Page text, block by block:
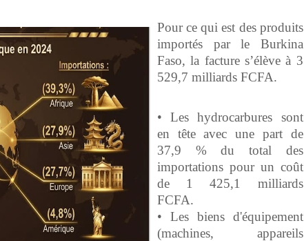
Pour ce qui est des produits
importés par le Burkina
Faso, la facture s’élève à 3
529,7 milliards FCFA.
• Les hydrocarbures sont
en tête avec une part de
37,9 % du total des
importations pour un coût
de 1 425,1 milliards
FCFA.
• Les biens d'équipement
(machines, appareils